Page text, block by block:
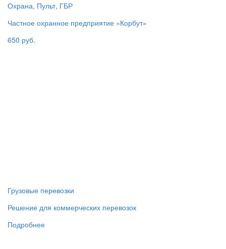
Охрана, Пульт, ГБР
Частное охранное предприятие «Корбут»
650 руб.
Грузовые перевозки
Решение для коммерческих перевозок
Подробнее